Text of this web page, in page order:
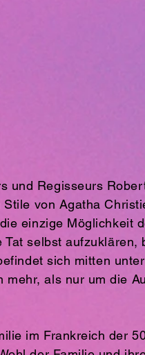
und Regisseurs
von Agatha
einzige Möglichkeit
selbst aufzuklären,
sich mitten
als nur um die
im Frankreich der